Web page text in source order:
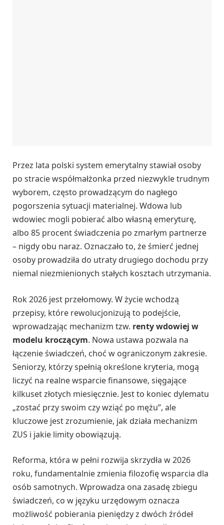
Przez lata polski system emerytalny stawiał osoby
po stracie współmałżonka przed niezwykle trudnym
wyborem, często prowadzącym do nagłego
pogorszenia sytuacji materialnej. Wdowa lub
wdowiec mogli pobierać albo własną emeryturę,
albo 85 procent świadczenia po zmarłym partnerze
– nigdy obu naraz. Oznaczało to, że śmierć jednej
osoby prowadziła do utraty drugiego dochodu przy
niemal niezmienionych stałych kosztach utrzymania.
Rok 2026 jest przełomowy. W życie wchodzą
przepisy, które rewolucjonizują to podejście,
wprowadzając mechanizm tzw. renty wdowiej w
modelu kroczącym. Nowa ustawa pozwala na
łączenie świadczeń, choć w ograniczonym zakresie.
Seniorzy, którzy spełnią określone kryteria, mogą
liczyć na realne wsparcie finansowe, sięgające
kilkuset złotych miesięcznie. Jest to koniec dylematu
„zostać przy swoim czy wziąć po mężu”, ale
kluczowe jest zrozumienie, jak działa mechanizm
ZUS i jakie limity obowiązują.
Reforma, która w pełni rozwija skrzydła w 2026
roku, fundamentalnie zmienia filozofię wsparcia dla
osób samotnych. Wprowadza ona zasadę zbiegu
świadczeń, co w języku urzędowym oznacza
możliwość pobierania pieniędzy z dwóch źródeł